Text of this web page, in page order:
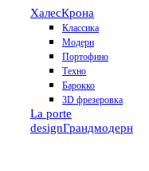
ХалесКрона
Классика
Модерн
Портофино
Техно
Барокко
3D фрезеровка
La porte
designГрандмодерн